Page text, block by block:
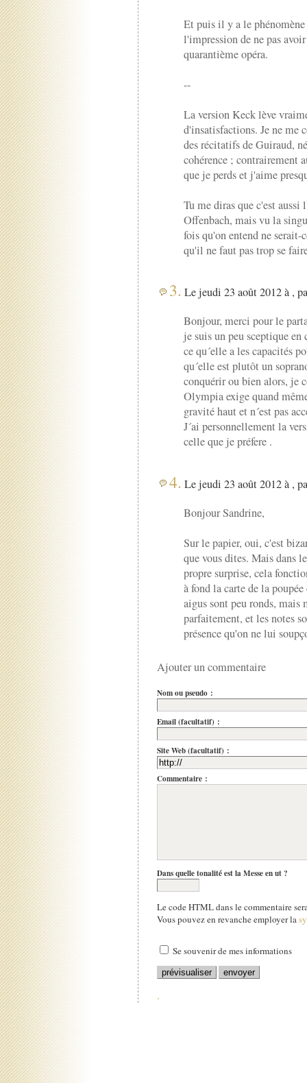
Et puis il y a le
l'impression de ne pas
quarantième opéra.
--
La version Keck lève
d'insatisfactions. Je ne me
des récitatifs de Guiraud,
cohérence ; contrairement
que je perds et j'aime
Tu me diras que c'est aussi
Offenbach, mais vu la
fois qu'on entend ne
qu'il ne faut pas trop se
3. Le jeudi 23 août 2012 à ,
Bonjour, merci pour le
je suis un peu sceptique
ce qu´elle a les capacités
qu´elle est plutôt un
conquérir ou bien alors, je
Olympia exige quand
gravité haut et n´est pas
J´ai personnellement la
celle que je préfere .
4. Le jeudi 23 août 2012 à ,
Bonjour Sandrine,
Sur le papier, oui, c'est
que vous dites. Mais dans
propre surprise, cela
à fond la carte de la
aigus sont peu ronds, mais
parfaitement, et les notes
présence qu'on ne lui
Ajouter un commentaire
Nom ou pseudo :
Email (facultatif) :
Site Web (facultatif) :
Commentaire :
Dans quelle tonalité est la Messe en ut ?
Le code HTML dans le commentaire
Vous pouvez en revanche employer la
Se souvenir de mes informations
.